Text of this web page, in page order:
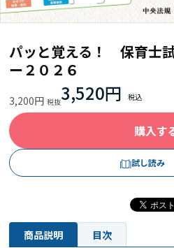
パッと覚える！ 保育士
ー２０２６
3,200円 3,520円
購入す
試し読み
商品説明 目次